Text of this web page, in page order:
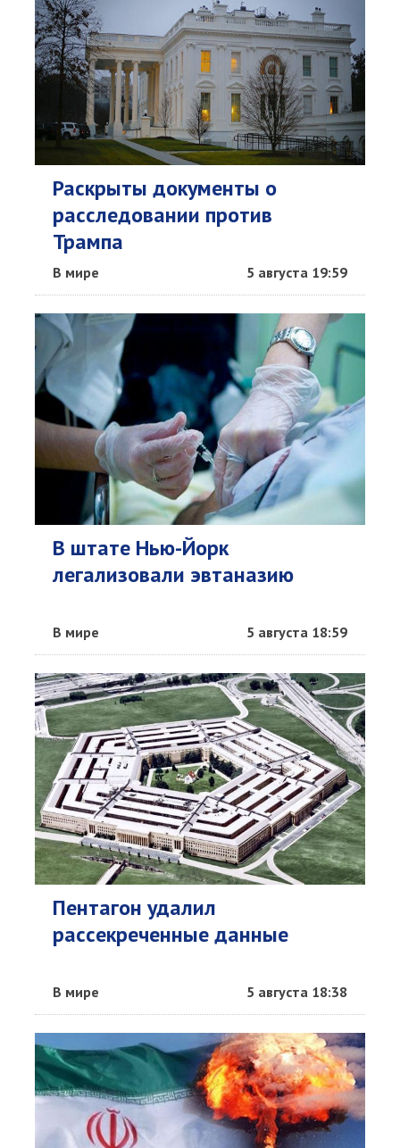
Раскрыты документы о
расследовании против
Трампа
В мире 5 августа 19:59
В штате Нью-Йорк
легализовали эвтаназию
В мире 5 августа 18:59
Пентагон удалил
рассекреченные данные
В мире 5 августа 18:38